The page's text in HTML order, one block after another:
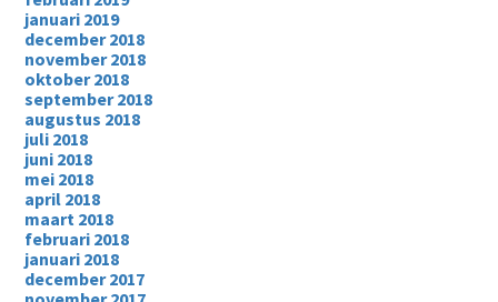
januari 2019
december 2018
november 2018
oktober 2018
september 2018
augustus 2018
juli 2018
juni 2018
mei 2018
april 2018
maart 2018
februari 2018
januari 2018
december 2017